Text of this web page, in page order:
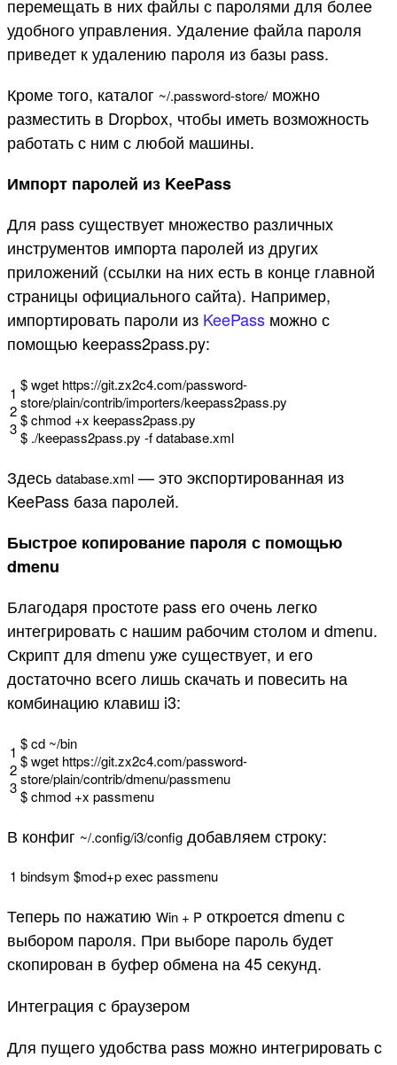
перемещать в них файлы с паролями для более
удобного управления. Удаление файла пароля
приведет к удалению пароля из базы pass.
Кроме того, каталог ~/.password-store/можно
разместить в Dropbox, чтобы иметь возможность
работать с ним с любой машины.
Импорт паролей из KeePass
Для pass существует множество различных
инструментов импорта паролей из других
приложений (ссылки на них есть в конце главной
страницы официального сайта). Например,
импортировать пароли из KeePass можно с
помощью keepass2pass.py:
1
2
3
$wget https://git.zx2c4.com/password-
store/plain/contrib/importers/keepass2pass.py
$chmod +x keepass2pass.py
$ ./keepass2pass.py -fdatabase.xml
Здесь database.xml — это экспортированная из
KeePass база паролей.
Быстрое копирование пароля с помощью
dmenu
Благодаря простоте pass его очень легко
интегрировать с нашим рабочим столом и dmenu.
Скрипт для dmenu уже существует, и его
достаточно всего лишь скачать и повесить на
комбинацию клавиш i3:
1
2
3
$cd ~/bin
$wget https://git.zx2c4.com/password-
store/plain/contrib/dmenu/passmenu
$chmod +x passmenu
В конфиг ~/.config/i3/config добавляем строку:
1 bindsym $mod+pexec passmenu
Теперь по нажатию Win + P откроется dmenu с
выбором пароля. При выборе пароль будет
скопирован в буфер обмена на 45 секунд.
Интеграция с браузером
Для пущего удобства pass можно интегрировать с